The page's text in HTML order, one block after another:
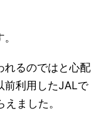
れるのではと心配
前利用したJALで
ました。